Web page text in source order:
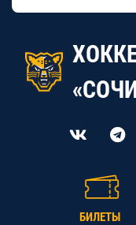
БИЛЕТЫ